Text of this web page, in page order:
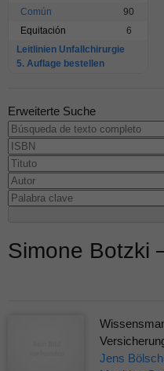
Común
90
Equitación
6
Leitlinien Unfallchirurgie
5. Auflage bestellen
Erweiterte Suche
Simone Botzki
Jens